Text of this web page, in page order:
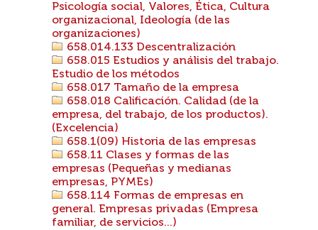
Psicología social, Valores, Ética, Cultura
organizacional, Ideología (de las
organizaciones)
658.014.133 Descentralización
658.015 Estudios y análisis del trabajo.
Estudio de los métodos
658.017 Tamaño de la empresa
658.018 Calificación. Calidad (de la
empresa, del trabajo, de los productos).
(Excelencia)
658.1(09) Historia de las empresas
658.11 Clases y formas de las
empresas (Pequeñas y medianas
empresas, PYMEs)
658.114 Formas de empresas en
general. Empresas privadas (Empresa
familiar, de servicios...)